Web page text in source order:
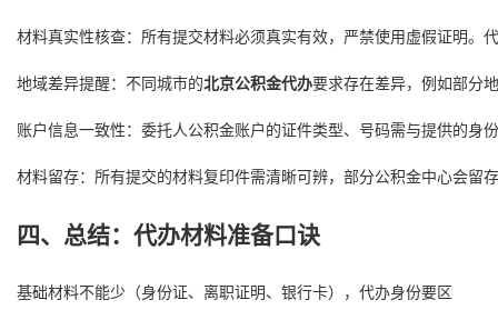
材料真实性核查：所有提交材料必须真实有效，严禁使用虚假证明
地域差异提醒：不同城市的北京公积金代办要求存在差异，例如部分
账户信息一致性：委托人公积金账户的证件类型、号码需与提供的
材料留存：所有提交的材料复印件需清晰可辨，部分公积金中心会留
四、总结：代办材料准备口诀
基础材料不能少（身份证、离职证明、银行卡），代办身份要区